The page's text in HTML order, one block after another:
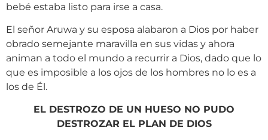
bebé estaba listo para irse a casa.
El señor Aruwa y su esposa alabaron a Dios por haber
obrado semejante maravilla en sus vidas y ahora
animan a todo el mundo a recurrir a Dios, dado que lo
que es imposible a los ojos de los hombres no lo es a
los de Él.
EL DESTROZO DE UN HUESO NO PUDO
DESTROZAR EL PLAN DE DIOS